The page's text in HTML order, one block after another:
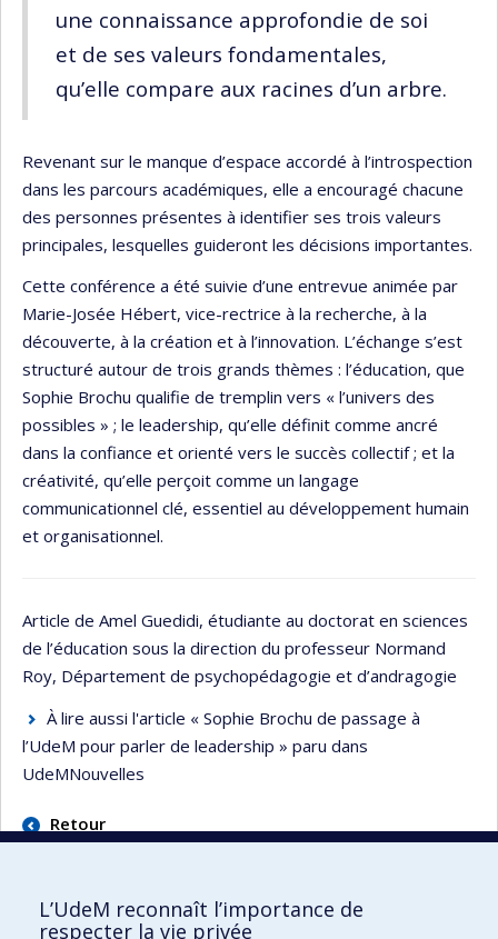
une connaissance approfondie de soi
et de ses valeurs fondamentales,
qu’elle compare aux racines d’un arbre.
Revenant sur le manque d’espace accordé à l’introspection
dans les parcours académiques, elle a encouragé chacune
des personnes présentes à identifier ses trois valeurs
principales, lesquelles guideront les décisions importantes.
Cette conférence a été suivie d’une entrevue animée par
Marie-Josée Hébert, vice-rectrice à la recherche, à la
découverte, à la création et à l’innovation. L’échange s’est
structuré autour de trois grands thèmes : l’éducation, que
Sophie Brochu qualifie de tremplin vers « l’univers des
possibles » ; le leadership, qu’elle définit comme ancré
dans la confiance et orienté vers le succès collectif ; et la
créativité, qu’elle perçoit comme un langage
communicationnel clé, essentiel au développement humain
et organisationnel.
Article de Amel Guedidi, étudiante au doctorat en sciences
de l’éducation sous la direction du professeur Normand
Roy, Département de psychopédagogie et d’andragogie
À lire aussi l'article « Sophie Brochu de passage à
l’UdeM pour parler de leadership » paru dans
UdeMNouvelles
Retour
L’UdeM reconnaît l’importance de
respecter la vie privée